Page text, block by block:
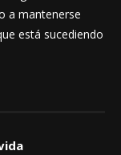
a mantenerse
está sucediendo